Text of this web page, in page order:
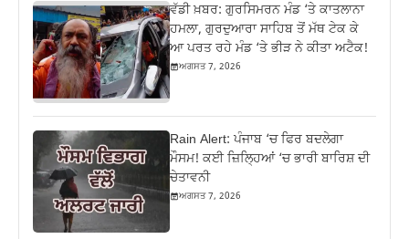
ਵੱਡੀ ਖ਼ਬਰ: ਗੁਰਸਿਮਰਨ ਮੰਡ ‘ਤੇ ਕਾਤਲਾਨਾ
ਹਮਲਾ, ਗੁਰਦੁਆਰਾ ਸਾਹਿਬ ਤੋਂ ਮੱਥ ਟੇਕ ਕੇ
ਆ ਪਰਤ ਰਹੇ ਮੰਡ ‘ਤੇ ਭੀੜ ਨੇ ਕੀਤਾ ਅਟੈਕ!
ਅਗਸਤ 7, 2026
Rain Alert: ਪੰਜਾਬ ‘ਚ ਫਿਰ ਬਦਲੇਗਾ
ਮੌਸਮ! ਕਈ ਜ਼ਿਲ੍ਹਿਆਂ ‘ਚ ਭਾਰੀ ਬਾਰਿਸ਼ ਦੀ
ਚੇਤਾਵਨੀ
ਅਗਸਤ 7, 2026